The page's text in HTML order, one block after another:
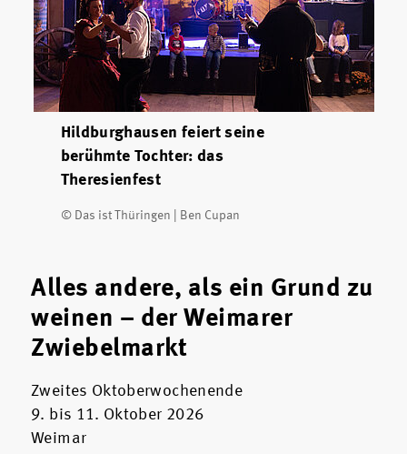
Hildburghausen feiert seine
berühmte Tochter: das
Theresienfest
© Das ist Thüringen | Ben Cupan
Alles andere, als ein Grund zu
weinen – der Weimarer
Zwiebelmarkt
Zweites Oktoberwochenende
9. bis 11. Oktober 2026
Weimar